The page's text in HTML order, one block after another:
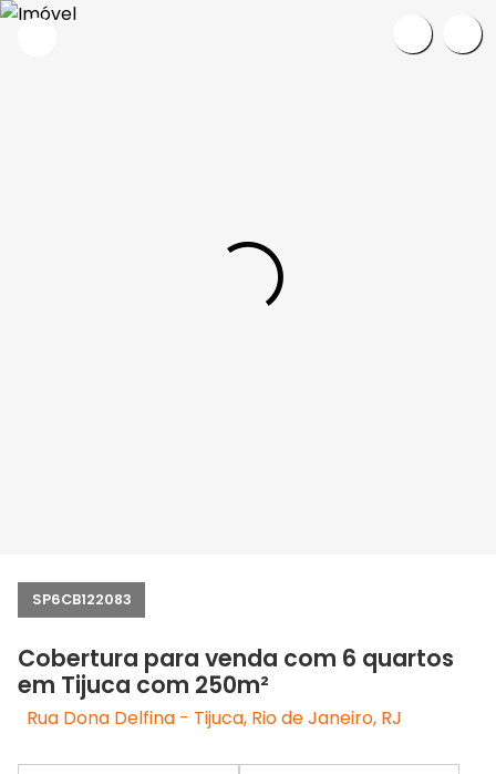
SP6CB122083
Cobertura para venda com 6 quartos
em Tijuca com 250m²
Rua Dona Delfina - Tijuca, Rio de Janeiro, RJ